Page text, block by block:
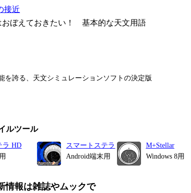
接近
ぼえておきたい！ 基本的な天文用語
を誇る、天文シミュレーションソフトの決定版
ルツール
ラ HD
スマートステラ
Android端末用
M+Stellar
Windows 8用
情報は雑誌やムックで